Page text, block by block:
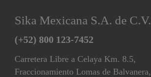
Sika Mexicana S.A. de C.V.
(+52) 800 123-7452
Carretera Libre a Celaya Km. 8.5,
Fraccionamiento Lomas de Balvanera,